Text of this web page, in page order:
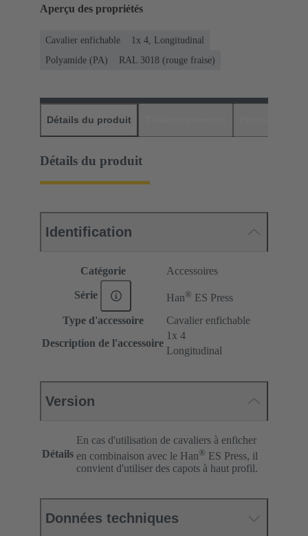
Aperçu des propriétés
Cavalier enfichable
1x 4, Longitudinal
Polyamide (PA)
RAL 3018 (rouge fraise)
Détails du produit
Détails du produit
Identification
Catégorie Accessoires
Série Han® ES Press
Type d'accessoire
Cavalier enfichable
Description de l'accessoire
1x 4
Longitudinal
Version
Détails
En cas d'utilisation de cavaliers à enficher
en combinaison avec le Han® ES Press, il
convient d'utiliser des capots à haut profil.
Données techniques